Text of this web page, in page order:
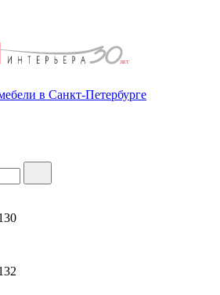
в Санкт-Петербурге